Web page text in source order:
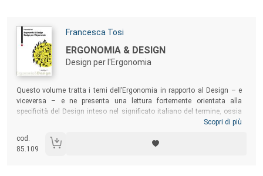
Autori:
Francesca Tosi
Titolo:
ERGONOMIA & DESIGN
Design per l'Ergonomia
Sommario:
Questo volume tratta i temi dell’Ergonomia in rapporto al Design – e
viceversa – e ne presenta una lettura fortemente orientata alla
specificità del Design inteso nel significato italiano del termine, ossia
nelle sue diverse declinazioni di Design del prodotto (fisico e virtuale),
progettuale di conoscenze e competenze umanistiche, artistiche,
tecnologiche e delle scienze sociali.
Scopri di più
cod.
85.109